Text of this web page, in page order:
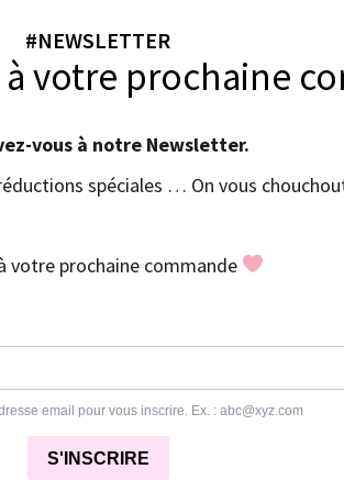
#NEWSLETTER
votre prochaine
vous à notre Newsletter.
spéciales … On vous
votre prochaine commande